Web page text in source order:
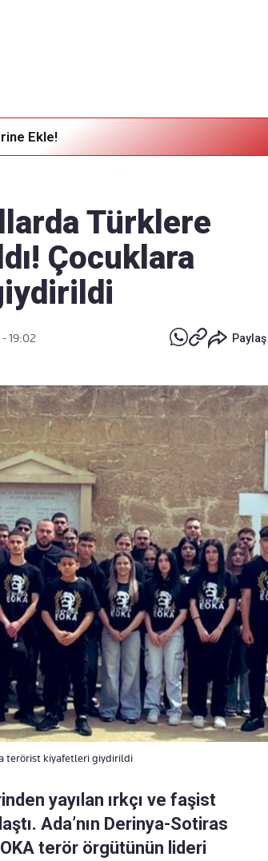
Ekle!
Türklere
Çocuklara
19:02 Paylaş
terörist kiyafetleri giydirildi
yayılan ırkçı ve faşist
Ada’nın Derinya-Sotiras
terör örgütünün lideri